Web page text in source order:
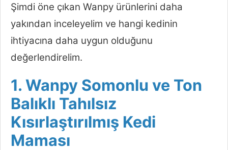
Şimdi öne çıkan Wanpy ürünlerini daha
yakından inceleyelim ve hangi kedinin
ihtiyacına daha uygun olduğunu
değerlendirelim.
1. Wanpy Somonlu ve Ton
Balıklı Tahılsız
Kısırlaştırılmış Kedi
Maması